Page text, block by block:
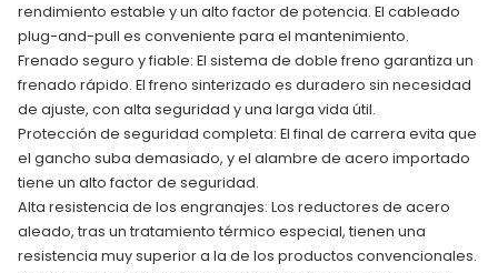
rendimiento estable y un alto factor de potencia. El cableado
plug-and-pull es conveniente para el mantenimiento.
Frenado seguro y fiable: El sistema de doble freno garantiza un
frenado rápido. El freno sinterizado es duradero sin necesidad
de ajuste, con alta seguridad y una larga vida útil.
Protección de seguridad completa: El final de carrera evita que
el gancho suba demasiado, y el alambre de acero importado
tiene un alto factor de seguridad.
Alta resistencia de los engranajes: Los reductores de acero
aleado, tras un tratamiento térmico especial, tienen una
resistencia muy superior a la de los productos convencionales.